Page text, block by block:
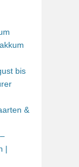
bis
&
|